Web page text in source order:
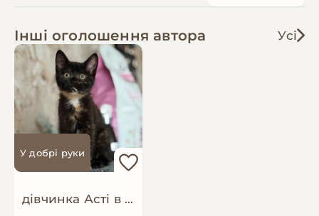
Інші оголошення автора Усі
У добрі руки
дівчинка Асті в пошуках родини !